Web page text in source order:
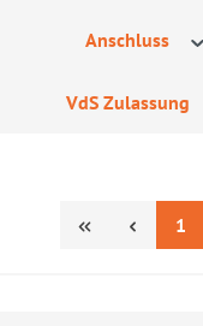
Anschluss
VdS Zulassung
Seite
1